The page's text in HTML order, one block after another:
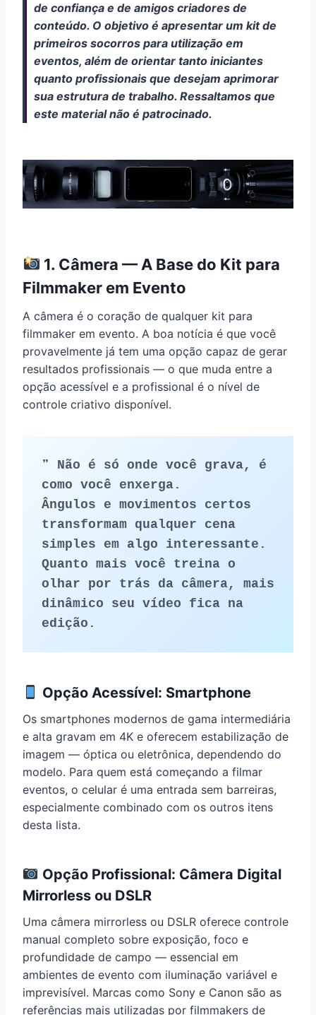
de confiança e de amigos criadores de
conteúdo. O objetivo é apresentar um kit de
primeiros socorros para utilização em
eventos, além de orientar tanto iniciantes
quanto profissionais que desejam aprimorar
sua estrutura de trabalho. Ressaltamos que
este material não é patrocinado.
1. Câmera — A Base do Kit para
Filmmaker em Evento
A câmera é o coração de qualquer kit para
filmmaker em evento. A boa notícia é que você
provavelmente já tem uma opção capaz de gerar
resultados profissionais — o que muda entre a
opção acessível e a profissional é o nível de
controle criativo disponível.
❞ Não é só onde você grava, é
como você enxerga.
Ângulos e movimentos certos
transformam qualquer cena
simples em algo interessante.
Quanto mais você treina o
olhar por trás da câmera, mais
dinâmico seu vídeo fica na
edição.
Opção Acessível: Smartphone
Os smartphones modernos de gama intermediária
e alta gravam em 4K e oferecem estabilização de
imagem — óptica ou eletrônica, dependendo do
modelo. Para quem está começando a filmar
eventos, o celular é uma entrada sem barreiras,
especialmente combinado com os outros itens
desta lista.
Opção Profissional: Câmera Digital
Mirrorless ou DSLR
Uma câmera mirrorless ou DSLR oferece controle
manual completo sobre exposição, foco e
profundidade de campo — essencial em
ambientes de evento com iluminação variável e
imprevisível. Marcas como Sony e Canon são as
referências mais utilizadas por filmmakers de